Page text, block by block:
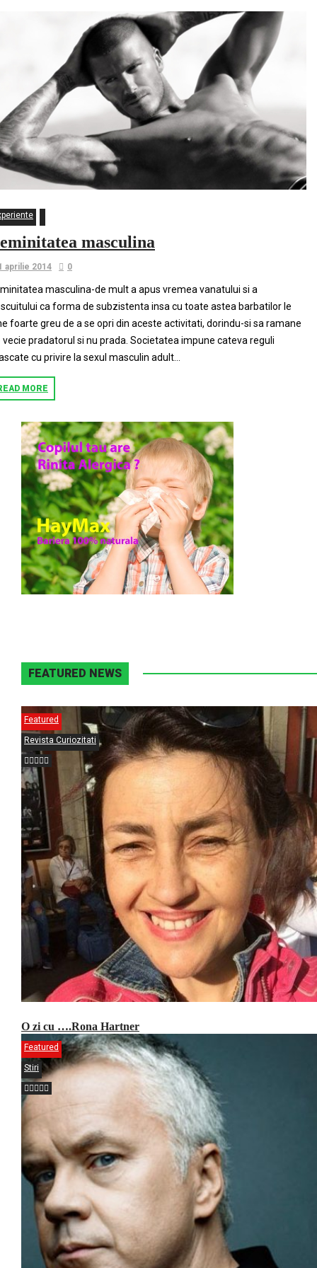
masculina
aprilie 2014 0
masculina-de mult a apus vremea vanatului si a
ca forma de subzistenta insa cu toate astea barbatilor le
foarte greu de a se opri din aceste activitati, dorindu-si sa ramane
vecie pradatorul si nu prada. Societatea impune cateva reguli
cu privire la sexul masculin adult...
MORE
FEATURED NEWS
Featured
Revista Curiozitati
O zi cu ….Rona Hartner
Featured
Stiri